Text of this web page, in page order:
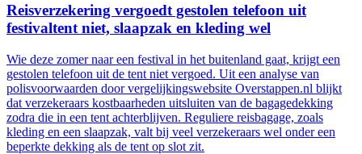
Reisverzekering vergoedt gestolen telefoon uit
festivaltent niet, slaapzak en kleding wel
Wie deze zomer naar een festival in het buitenland gaat, krijgt een
gestolen telefoon uit de tent niet vergoed. Uit een analyse van
polisvoorwaarden door vergelijkingswebsite Overstappen.nl blijkt
dat verzekeraars kostbaarheden uitsluiten van de bagagedekking
zodra die in een tent achterblijven. Reguliere reisbagage, zoals
kleding en een slaapzak, valt bij veel verzekeraars wel onder een
beperkte dekking als de tent op slot zit.